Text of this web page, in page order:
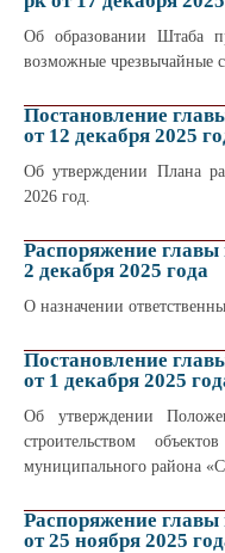
Об образовании Штаба
возможные чрезвычайные
Постановление
от 12 декабря 2025
Об утверждении Плана
2026 год.
Распоряжение
2 декабря 2025 года
О назначении
Постановление
от 1 декабря 2025
Об утверждении
строительством
муниципального района
Распоряжение
от 25 ноября 2025